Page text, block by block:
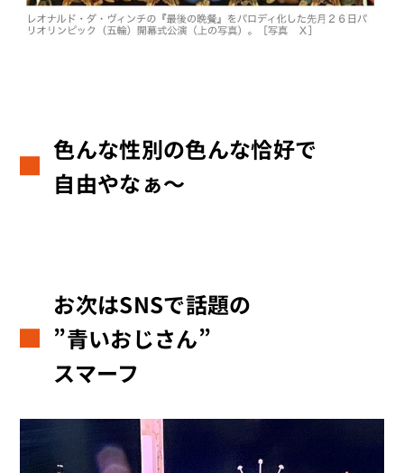
色んな性別の色んな恰好で
自由やなぁ～
お次はSNSで話題の
”青いおじさん”
スマーフ